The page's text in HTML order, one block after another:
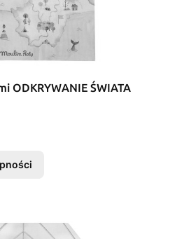
ODKRYWANIE ŚWIATA